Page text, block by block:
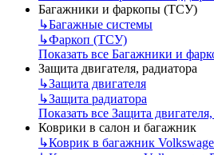
Багажники и фаркопы (ТСУ)
↳Багажные системы
↳Фаркоп (ТСУ)
Показать все Багажники и
Защита двигателя, радиатора
↳Защита двигателя
↳Защита радиатора
Показать все Защита
Коврики в салон и багажник
↳Коврик в багажник